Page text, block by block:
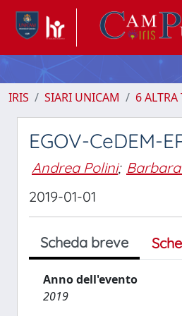
IRIS SIARI UNICAM 6
EGOV-CeDEM-
Andrea Polini;
2019-01-01
Scheda breve
Anno dell'evento
2019